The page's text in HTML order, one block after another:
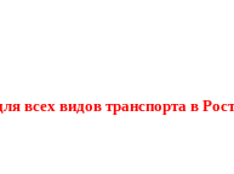
всех видов транспорта в